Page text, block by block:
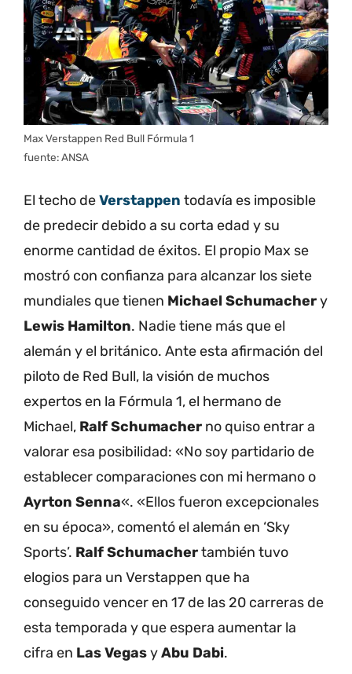
Max Verstappen Red Bull Fórmula 1
fuente: ANSA
El techo deVerstappen todavía es imposible
de predecir debido a su corta edad y su
enorme cantidad de éxitos. El propio Max se
mostró con confianza para alcanzar los siete
mundiales que tienen Michael Schumachery
Lewis Hamilton. Nadie tiene más que el
alemán y el británico. Ante esta afirmación del
piloto de Red Bull, la visión de muchos
expertos en la Fórmula 1, el hermano de
Michael, Ralf Schumacher no quiso entrar a
valorar esa posibilidad: «No soy partidario de
establecer comparaciones con mi hermano o
Ayrton Senna«. «Ellos fueron excepcionales
en su época», comentó el alemán en ‘Sky
Sports’. Ralf Schumachertambién tuvo
elogios para un Verstappen que ha
conseguido vencer en 17 de las 20 carreras de
esta temporada y que espera aumentar la
cifra en Las VegasyAbu Dabi.